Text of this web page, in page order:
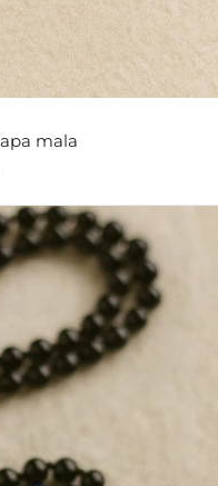
mala